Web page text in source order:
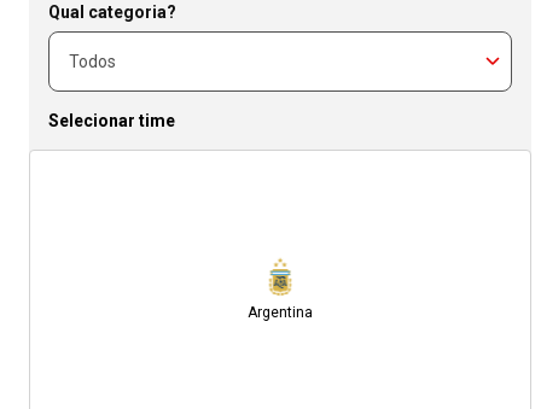
Qual categoria?
Selecionar time
Argentina